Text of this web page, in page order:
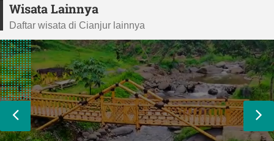
Wisata Lainnya
Daftar wisata di Cianjur lainnya